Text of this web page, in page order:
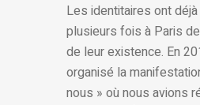
Les identitaires ont
plusieurs fois à Paris
de leur existence. En
organisé la
nous » où nous avions